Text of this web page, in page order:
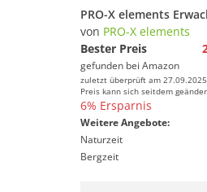
von PRO-X elements
Bester Preis
gefunden bei Amazon
zuletzt überprüft am
Preis kann sich seitdem
6% Ersparnis
Weitere Angebote:
Naturzeit
Bergzeit